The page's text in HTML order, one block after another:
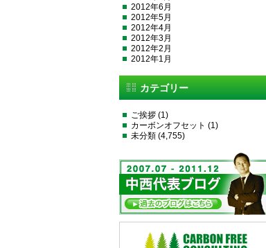
2012年6月
2012年5月
2012年4月
2012年3月
2012年2月
2012年1月
カテゴリー
ご挨拶 (1)
カーボンオフセット (1)
未分類 (4,755)